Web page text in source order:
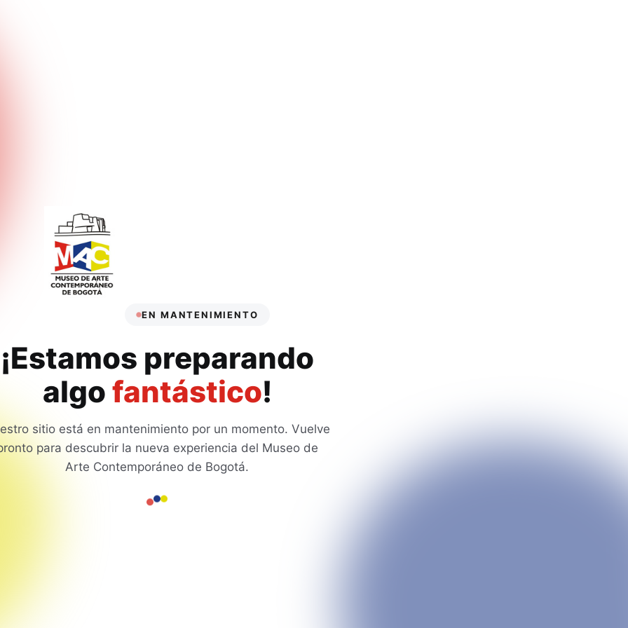
EN MANTENIMIENTO
¡Estamos preparando
algofantástico!
sitio está en mantenimiento por un momento. Vuelve
para descubrir la nueva experiencia del Museo de
Arte Contemporáneo de Bogotá.